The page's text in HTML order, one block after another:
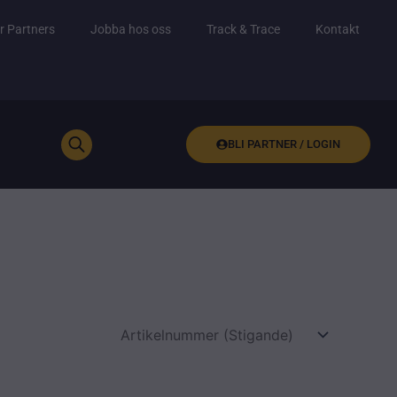
Partners Jobba hos oss Track & Trace Kontakt
BLI PARTNER / LOGIN